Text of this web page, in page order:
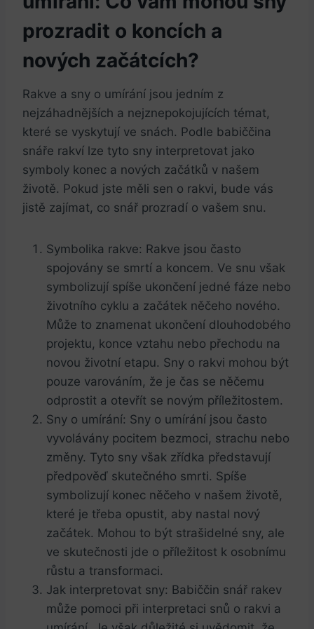
prozradit o koncích a
nových začátcích?
Rakve a sny o umírání jsou jedním z
⁣nejzáhadnějších a nejznepokojujících témat,
které⁣ se​ vyskytují ve snách. Podle babiččina
snáře⁤ rakví lze⁤ tyto sny interpretovat jako
symboly konec a nových začátků v našem
‌životě. Pokud jste měli sen o rakvi, bude vás⁢
jistě zajímat, co snář prozradí o vašem snu.
Symbolika rakve: Rakve jsou často
spojovány se smrtí a koncem. Ve snu však
symbolizují spíše ukončení jedné fáze nebo
životního cyklu a začátek něčeho nového.
Může to znamenat ukončení dlouhodobého
projektu, konce vztahu nebo přechodu na
novou životní etapu. Sny ​o rakvi mohou být
pouze varováním, že je čas se něčemu
odprostit a otevřít se⁢ novým ​příležitostem.
Sny o umírání: Sny o umírání jsou často
vyvolávány pocitem bezmoci, strachu nebo
změny. Tyto sny však⁤ zřídka představují
předpověď skutečného smrti. Spíše
symbolizují‍ konec něčeho v našem životě,
které je třeba opustit, aby nastal nový
začátek. ‌Mohou ⁤to být strašidelné sny, ale‌
ve⁤ skutečnosti jde o příležitost k osobnímu
růstu a transformaci.
Jak interpretovat​ sny: ​Babiččin ⁤snář rakev
může⁢ pomoci při interpretaci ​snů o rakvi a